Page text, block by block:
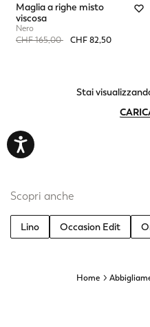
Maglia a righe misto
viscosa
Nero
Price reduced from
CHF 165,00toCHF 82,50
Stai
Scopri anche
Lino Occasion Edit
Home